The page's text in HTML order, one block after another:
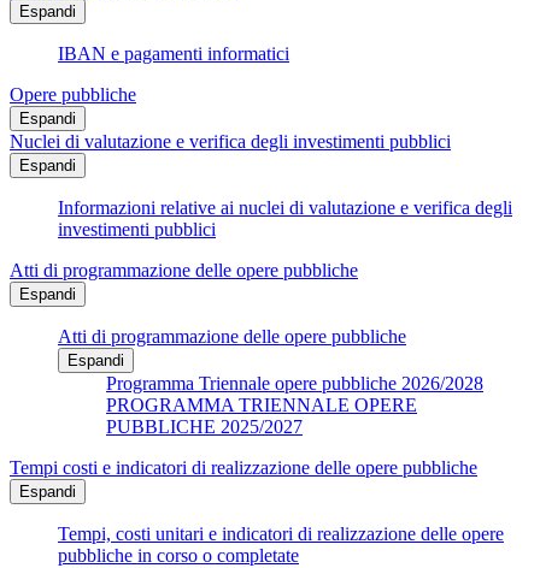
Espandi
IBAN e pagamenti informatici
Opere pubbliche
Espandi
Nuclei di valutazione e verifica degli investimenti pubblici
Espandi
Informazioni relative ai nuclei di valutazione e verifica degli
investimenti pubblici
Atti di programmazione delle opere pubbliche
Espandi
Atti di programmazione delle opere pubbliche
Espandi
Programma Triennale opere pubbliche 2026/2028
PROGRAMMA TRIENNALE OPERE
PUBBLICHE 2025/2027
Tempi costi e indicatori di realizzazione delle opere pubbliche
Espandi
Tempi, costi unitari e indicatori di realizzazione delle opere
pubbliche in corso o completate